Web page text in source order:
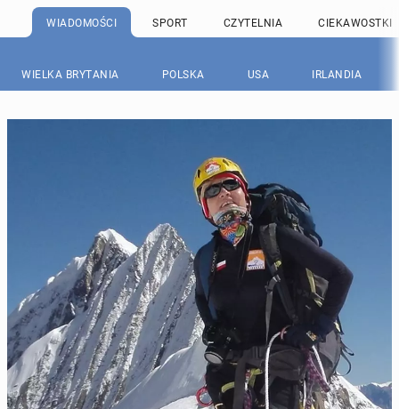
WIADOMOŚCI SPORT CZYTELNIA CIEKAWOSTKI
WIELKA BRYTANIA POLSKA USA IRLANDIA